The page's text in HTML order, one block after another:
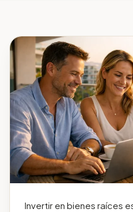
Invertir en bienes raíces